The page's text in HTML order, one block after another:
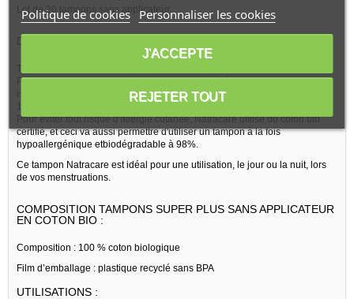
Lot de 20 tampons sans applicateur
DESCRIPTION DE LA MARQUE NATRACARE :
Tous les produits finis de la marque
Plus sans applicateur en coton bio, sont non testés sur des animaux et
issus de l'agriculture biologique, spécialement fabriqués avec du coton
100% naturel.
Pour éviter tout risque d'allergie cutanée, Natracare utilise du coton bio
certifié, et ceci va aussi permettre d'utiliser un tampon à la fois
hypoallergénique etbiodégradable à 98%.
Ce tampon Natracare est idéal pour une utilisation, le jour ou la nuit, lors
de vos menstruations.
COMPOSITION TAMPONS SUPER PLUS SANS APPLICATEUR
EN COTON BIO :
Composition : 100 % coton biologique
Film d’emballage : plastique recyclé sans BPA
UTILISATIONS :
Politique de cookies Personnaliser les cookies
REJETER TOUT
J'ACCEPTE